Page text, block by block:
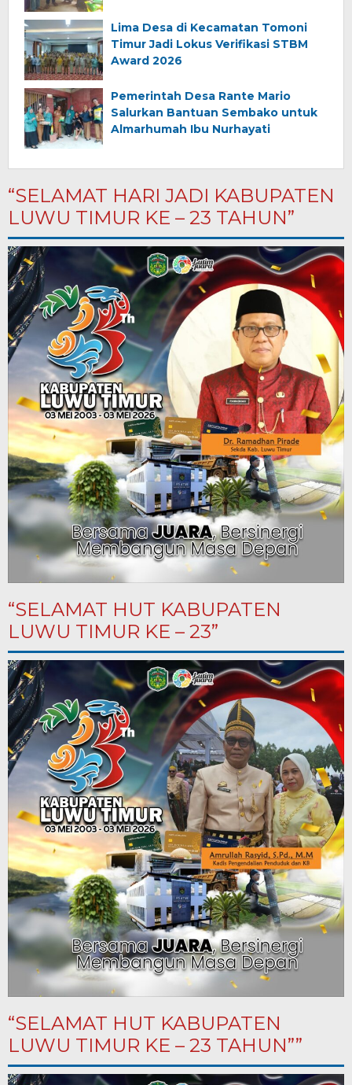
Lima Desa di Kecamatan Tomoni
Timur Jadi Lokus Verifikasi STBM
Award 2026
Pemerintah Desa Rante Mario
Salurkan Bantuan Sembako untuk
Almarhumah Ibu Nurhayati
“SELAMAT HARI JADI KABUPATEN
LUWU TIMUR KE – 23 TAHUN”
“SELAMAT HUT KABUPATEN
LUWU TIMUR KE – 23”
“SELAMAT HUT KABUPATEN
LUWU TIMUR KE – 23 TAHUN””